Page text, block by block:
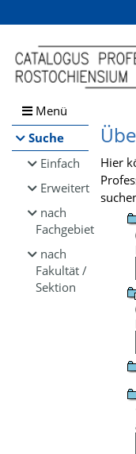
Browsen
direkt zum Inhalt
Menü
Suche
Einfach
Erweitert
nach
Fachgebiet
nach
Fakultät /
Sektion
Hier